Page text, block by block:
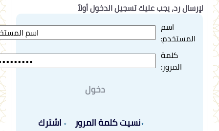
لإرسال رد، يجب عليك تسجيل الدخول أولاً
اسم
المستخدم:
كلمة
المرور:
دخول
نسيت كلمة المرور اشترك